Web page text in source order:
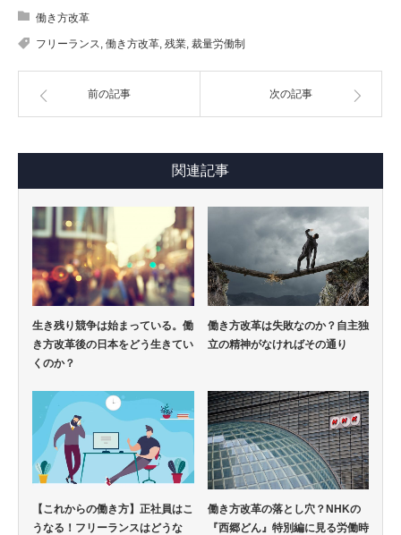
働き方改革
フリーランス, 働き方改革, 残業, 裁量労働制
前の記事 次の記事
関連記事
生き残り競争は始まっている。働
き方改革後の日本をどう生きてい
くのか？
働き方改革は失敗なのか？自主独
立の精神がなければその通り
【これからの働き方】正社員はこ
うなる！フリーランスはどうな
働き方改革の落とし穴？NHKの
『西郷どん』特別編に見る労働時